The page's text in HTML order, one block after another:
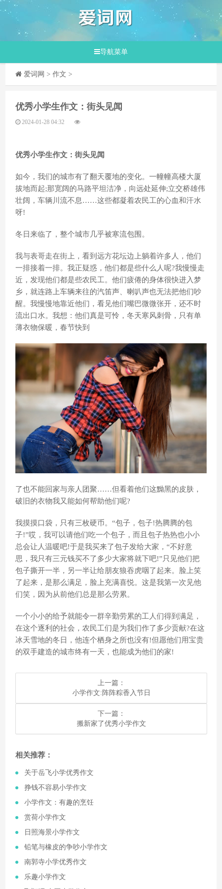
导航菜单
爱词网 >作文 >
​优秀小学生作文：街头见闻
2024-01-28 04:32
优秀小学生作文：街头见闻
如今，我们的城市有了翻天覆地的变化。一幢幢高楼大厦
拔地而起;那宽阔的马路平坦洁净，向远处延伸;立交桥雄伟
壮阔，车辆川流不息……这些都凝着农民工的心血和汗水
呀!
冬日来临了，整个城市几乎被寒流包围。
我与表哥走在街上，看到远方花坛边上躺着许多人，他们
一排接着一排。我正疑惑，他们都是些什么人呢?我慢慢走
近，发现他们都是些农民工。他们疲倦的身体很快进入梦
乡，就连路上车辆来往的汽笛声、喇叭声也无法把他们吵
醒。我慢慢地靠近他们，看见他们嘴巴微微张开，还不时
流出口水。我想：他们真是可怜，冬天寒风刺骨，只有单
薄衣物保暖，春节快到
了也不能回家与亲人团聚……但看着他们这黝黑的皮肤，
破旧的衣物我又能如何帮助他们呢?
我摸摸口袋，只有三枚硬币。“包子，包子!热腾腾的包
子!”哎，我可以请他们吃一个包子，而且包子热热也小小
总会让人温暖吧!于是我买来了包子发给大家，“不好意
思，我只有三元钱买不了多少大家将就下吧!”只见他们把
包子撕开一半，另一半让给朋友狼吞虎咽了起来。脸上笑
了起来，是那么满足，脸上充满喜悦。这是我第一次见他
们笑，因为从前他们总是那么劳累。
一个小小的给予就能令一群辛勤劳累的工人们得到满足，
在这个逐利的社会，农民工们是为我们作了多少贡献?在这
冰天雪地的冬日，他连个栖身之所也没有!但愿他们用宝贵
的双手建造的城市终有一天，也能成为他们的家!
上一篇：
​小学作文:阵阵粽香入节日
下一篇：
​搬新家了优秀小学作文
相关推荐：
​关于岳飞小学优秀作文
​挣钱不容易小学作文
​小学作文：有趣的烹饪
​赏荷小学作文
​日照海景小学作文
​铅笔与橡皮的争吵小学作文
​南郭寺小学优秀作文
​乐趣小学作文